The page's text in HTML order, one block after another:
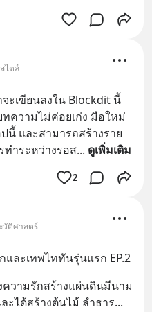
ไตล์
ะเขียนลงใน Blockdit นี้
ความไม่ค่อยเก่ง มือใหม่
นี้ และสามารถสร้างราย
ทำระหว่างรอส... ดูเพิ่มเติม
2
วัติศาสตร์
ละเทพไททันรุ่นแรก EP.2
ความรักสร้างแผ่นดินมีนาม
ะได้สร้างต้นไม้ ลำธาร